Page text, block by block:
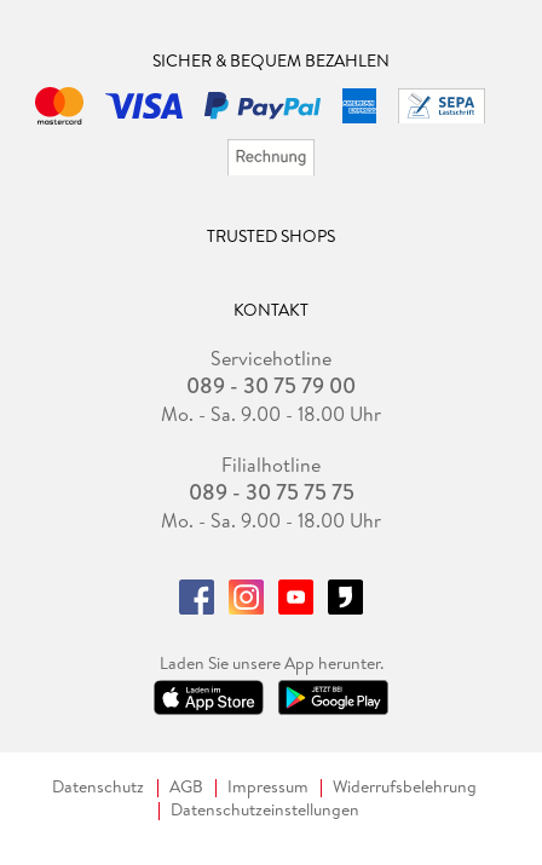
SICHER & BEQUEM BEZAHLEN
TRUSTED SHOPS
KONTAKT
Servicehotline
089 - 30 75 79 00
Mo. - Sa. 9.00 - 18.00 Uhr
Filialhotline
089 - 30 75 75 75
Mo. - Sa. 9.00 - 18.00 Uhr
Laden Sie unsere App herunter.
Datenschutz AGB Impressum
Widerrufsbelehrung
Datenschutzeinstellungen